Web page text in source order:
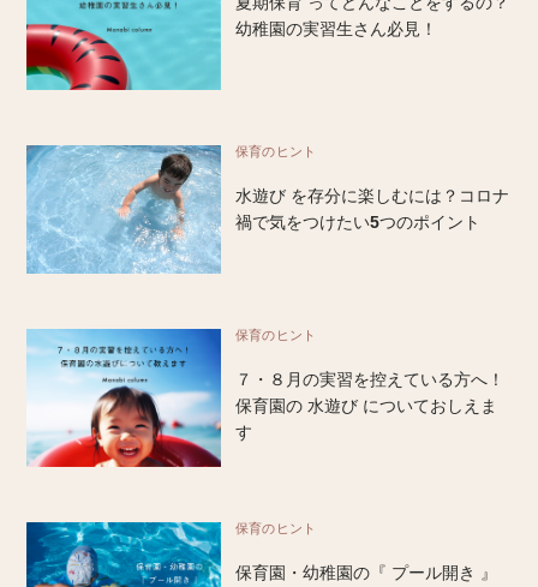
幼稚園の実習生さん必見！
保育のヒント
水遊び を存分に楽しむには？コロナ
禍で気をつけたい5つのポイント
保育のヒント
７・８月の実習を控えている方へ！
保育園の 水遊び についておしえま
す
保育のヒント
保育園・幼稚園の『 プール開き 』